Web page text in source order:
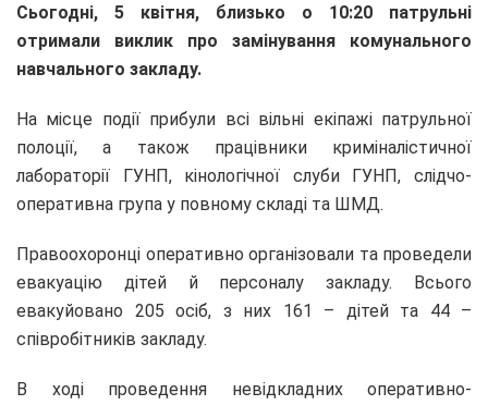
Сьогодні, 5 квітня, близько о 10:20 патрульні
отримали виклик про замінування комунального
навчального закладу.
На місце події прибули всі вільні екіпажі патрульної
полоції, а також працівники криміналістичної
лабораторії ГУНП, кінологічної слуби ГУНП, слідчо-
оперативна група у повному складі та ШМД.
Правоохоронці оперативно організовали та проведели
евакуацію дітей й персоналу закладу. Всього
евакуйовано 205 осіб, з них 161 – дітей та 44 –
співробітників закладу.
В ході проведення невідкладних оперативно-